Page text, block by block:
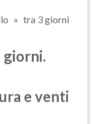
tra 3 giorni
giorni.
e venti